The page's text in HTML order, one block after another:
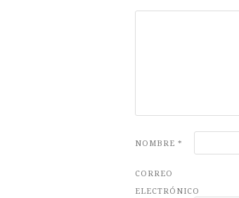
NOMBRE *
CORREO
ELECTRÓNICO